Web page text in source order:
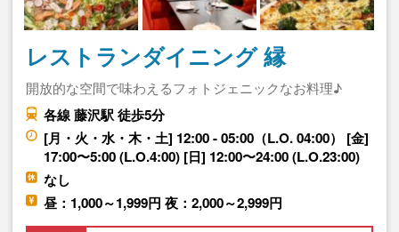
レストランダイニング 縁
開放的な空間で味わえるフォトジェニックなお料理♪
各線 藤沢駅 徒歩5分
[月・火・水・木・土] 12:00 - 05:00（L.O. 04:00） [金]
17:00〜5:00 (L.O.4:00) [日] 12:00〜24:00 (L.O.23:00)
なし
昼：1,000～1,999円 夜：2,000～2,999円